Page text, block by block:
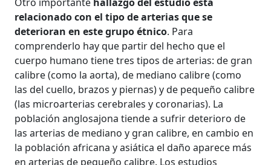
relacionado con el tipo de arterias que se
deterioran en este grupo étnico. Para
comprenderlo hay que partir del hecho que el
cuerpo humano tiene tres tipos de arterias: de gran
calibre (como la aorta), de mediano calibre (como
las del cuello, brazos y piernas) y de pequeño calibre
(las microarterias cerebrales y coronarias). La
población anglosajona tiende a sufrir deterioro de
las arterias de mediano y gran calibre, en cambio en
la población africana y asiática el daño aparece más
en arterias de pequeño calibre. Los estudios